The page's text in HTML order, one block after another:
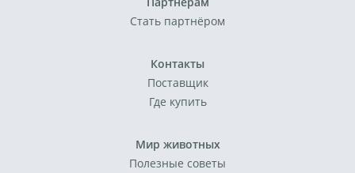
Стать партнёром
Контакты
Поставщик
Где купить
Мир животных
Полезные советы